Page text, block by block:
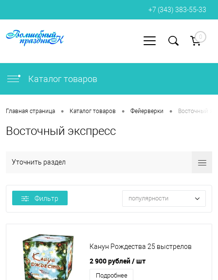
+7 (343) 383-55-33
0
Каталог товаров
Главная страница • Каталог товаров • Фейерверки • Восточный
Восточный экспресс
Уточнить раздел
Фильтр популярности
Канун Рождества 25 выстрелов
2 900 рублей/ шт
Подробнее